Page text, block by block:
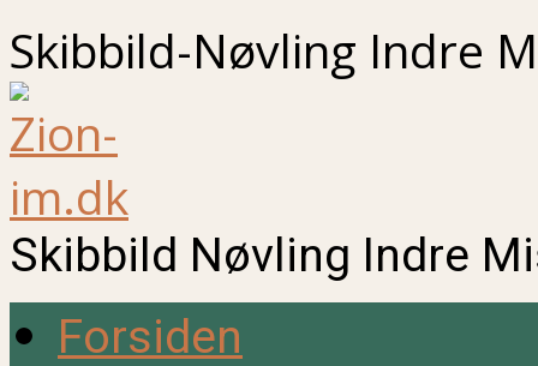
Skibbild-Nøvling Indre
Skibbild Nøvling Indre
Forsiden